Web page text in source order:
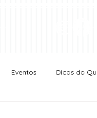
Eventos Dicas do